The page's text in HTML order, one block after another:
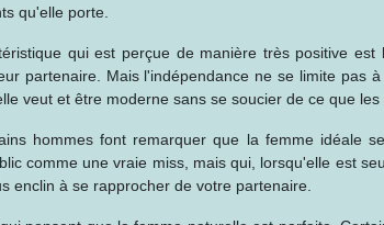
qu'elle porte.
qui est perçue de manière très positive
partenaire. Mais l'indépendance ne se limite pas
veut et être moderne sans se soucier de ce que
hommes font remarquer que la femme idéale
comme une vraie miss, mais qui, lorsqu'elle est
enclin à se rapprocher de votre partenaire.